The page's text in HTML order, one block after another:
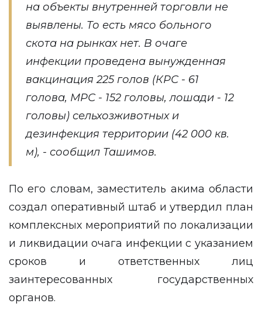
на объекты внутренней торговли не
выявлены. То есть мясо больного
скота на рынках нет. В очаге
инфекции проведена вынужденная
вакцинация 225 голов (КРС - 61
голова, МРС - 152 головы, лошади - 12
головы) сельхозживотных и
дезинфекция территории (42 000 кв.
м), - сообщил Ташимов.
По его словам, заместитель акима области
создал оперативный штаб и утвердил план
комплексных мероприятий по локализации
и ликвидации очага инфекции с указанием
сроков и ответственных лиц
заинтересованных государственных
органов.